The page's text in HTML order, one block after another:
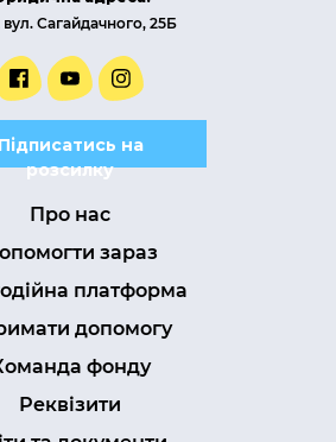
вул. Сагайдачного, 25Б
Підписатись на
розсилку
Про нас
зараз
платформа
допомогу
фонду
Реквізити